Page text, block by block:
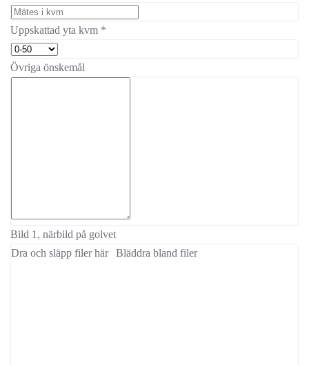
Uppskattad yta kvm *
Övriga önskemål
Bild 1, närbild på golvet
Dra och släpp filer här
Bläddra bland filer